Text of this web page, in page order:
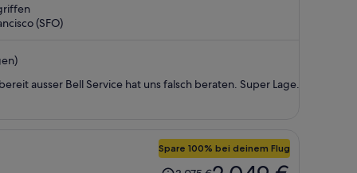
pro
(SFO)
ausser Bell Service hat uns falsch beraten. Super Lage.
Spare 100% bei deinem Flug
Der